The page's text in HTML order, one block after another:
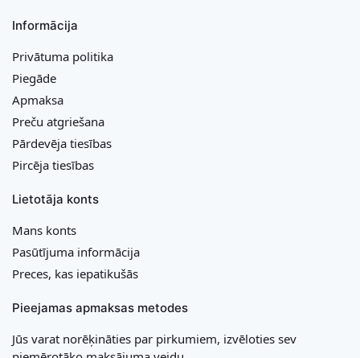
Informācija
Privātuma politika
Piegāde
Apmaksa
Preču atgriešana
Pārdevēja tiesības
Pircēja tiesības
Lietotāja konts
Mans konts
Pasūtījuma informācija
Preces, kas iepatikušās
Pieejamas apmaksas metodes
Jūs varat norēķināties par pirkumiem, izvēloties sev